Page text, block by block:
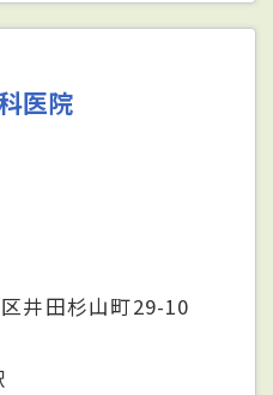
医院
井田杉山町29-10